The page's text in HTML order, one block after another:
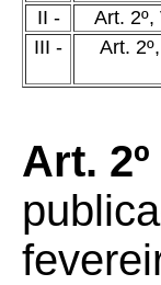
II -
Art. 2º,
III -
Art.
Art. 2º